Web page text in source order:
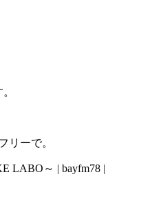
リーで。
LABO～ | bayfm78 |